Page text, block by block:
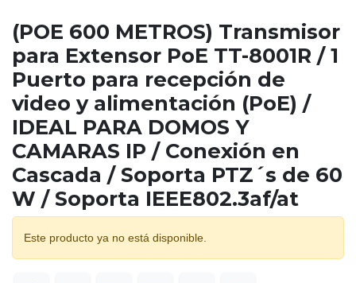
(POE 600 METROS) Transmisor
para Extensor PoE TT-8001R / 1
Puerto para recepción de
video y alimentación (PoE) /
IDEAL PARA DOMOS Y
CAMARAS IP / Conexión en
Cascada / Soporta PTZ´s de 60
W / Soporta IEEE802.3af/at
Este producto ya no está disponible.